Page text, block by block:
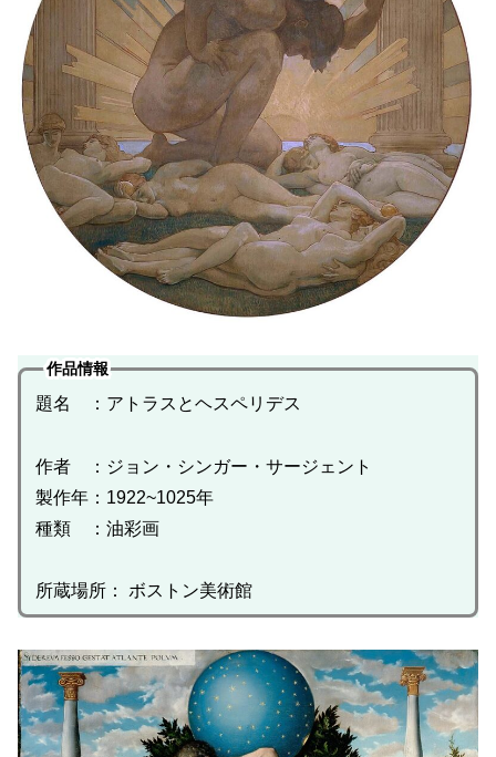
作品情報
題名 ：アトラスとヘスペリデス
作者 ：ジョン・シンガー・サージェント
製作年：1922~1025年
種類 ：油彩画
所蔵場所： ボストン美術館